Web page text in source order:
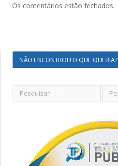
Os comentários estão fechados.
NÃO ENCONTROU O QUE QUERIA?